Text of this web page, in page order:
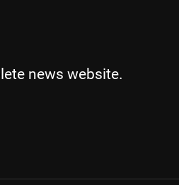
news website.